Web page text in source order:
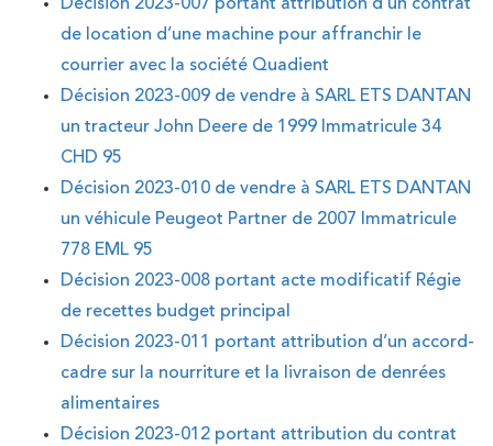
Décision 2023-007 portant attribution d’un contrat
de location d’une machine pour affranchir le
courrier avec la société Quadient
Décision 2023-009 de vendre à SARL ETS DANTAN
un tracteur John Deere de 1999 Immatricule 34
CHD 95
Décision 2023-010 de vendre à SARL ETS DANTAN
un véhicule Peugeot Partner de 2007 Immatricule
778 EML 95
Décision 2023-008 portant acte modificatif Régie
de recettes budget principal
Décision 2023-011 portant attribution d’un accord-
cadre sur la nourriture et la livraison de denrées
alimentaires
Décision 2023-012 portant attribution du contrat